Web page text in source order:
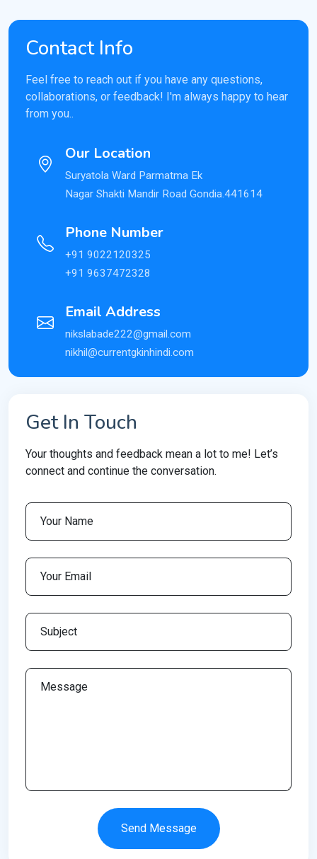
Contact Info
Feel free to reach out if you have any questions,
collaborations, or feedback! I'm always happy to hear
from you..
Our Location
Suryatola Ward Parmatma Ek
Nagar Shakti Mandir Road Gondia.441614
Phone Number
+91 9022120325
+91 9637472328
Email Address
nikslabade222@gmail.com
nikhil@currentgkinhindi.com
Get In Touch
Your thoughts and feedback mean a lot to me! Let’s
connect and continue the conversation.
Send Message